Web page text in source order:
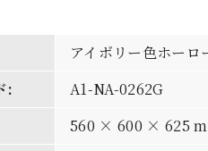
アイボリー色ホーロ
:
A1-NA-0262G
560 × 600 × 625